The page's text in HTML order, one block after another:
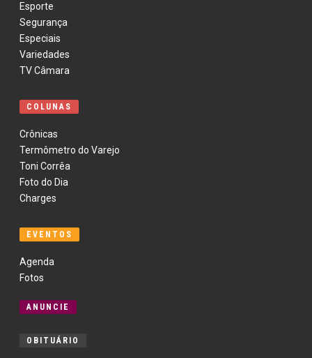
Esporte
Segurança
Especiais
Variedades
TV Câmara
COLUNAS
Crônicas
Termômetro do Varejo
Toni Corrêa
Foto do Dia
Charges
EVENTOS
Agenda
Fotos
ANUNCIE
OBITUÁRIO